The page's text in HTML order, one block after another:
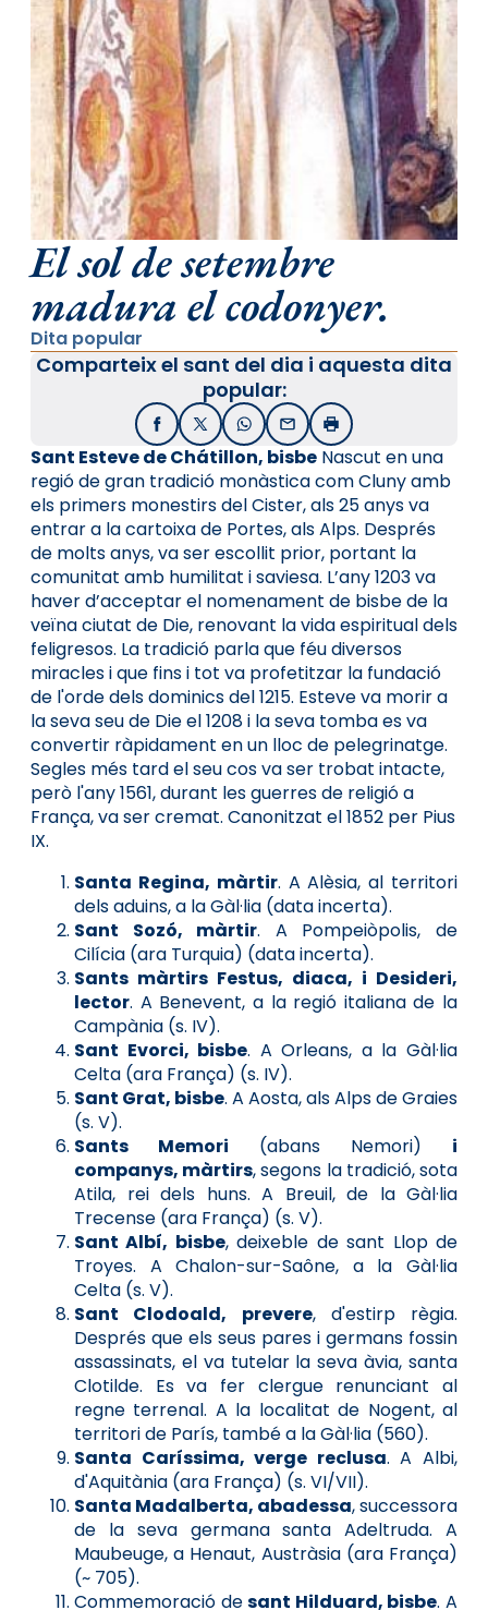
El sol de setembre
madura el codonyer.
Dita popular
Comparteix el sant del dia i aquesta dita
popular:
FacebookX / TwitterWhatsApp
EmailImprimir
Sant Esteve de Chátillon, bisbe Nascut en una
regió de gran tradició monàstica com Cluny amb
els primers monestirs del Cister, als 25 anys va
entrar a la cartoixa de Portes, als Alps. Després
de molts anys, va ser escollit prior, portant la
comunitat amb humilitat i saviesa. L’any 1203 va
haver d’acceptar el nomenament de bisbe de la
veïna ciutat de Die, renovant la vida espiritual dels
feligresos. La tradició parla que féu diversos
miracles i que fins i tot va profetitzar la fundació
de l'orde dels dominics del 1215. Esteve va morir a
la seva seu de Die el 1208 i la seva tomba es va
convertir ràpidament en un lloc de pelegrinatge.
Segles més tard el seu cos va ser trobat intacte,
però l'any 1561, durant les guerres de religió a
França, va ser cremat. Canonitzat el 1852 per Pius
IX.
Santa Regina, màrtir. A Alèsia, al territori
dels aduins, a la Gàl·lia (data incerta).
Sant Sozó, màrtir. A Pompeiòpolis, de
Cilícia (ara Turquia) (data incerta).
Sants màrtirs Festus, diaca, i Desideri,
lector. A Benevent, a la regió italiana de la
Campània (s. IV).
Sant Evorci, bisbe. A Orleans, a la Gàl·lia
Celta (ara França) (s. IV).
Sant Grat, bisbe. A Aosta, als Alps de Graies
(s. V).
Sants Memori (abans Nemori) i
companys, màrtirs, segons la tradició, sota
Atila, rei dels huns. A Breuil, de la Gàl·lia
Trecense (ara França) (s. V).
Sant Albí, bisbe, deixeble de sant Llop de
Troyes. A Chalon-sur-Saône, a la Gàl·lia
Celta (s. V).
Sant Clodoald, prevere, d'estirp règia.
Després que els seus pares i germans fossin
assassinats, el va tutelar la seva àvia, santa
Clotilde. Es va fer clergue renunciant al
regne terrenal. A la localitat de Nogent, al
territori de París, també a la Gàl·lia (560).
Santa Caríssima, verge reclusa. A Albi,
d'Aquitània (ara França) (s. VI/VII).
Santa Madalberta, abadessa, successora
de la seva germana santa Adeltruda. A
Maubeuge, a Henaut, Austràsia (ara França)
(~ 705).
Commemoració desant Hilduard, bisbe. A